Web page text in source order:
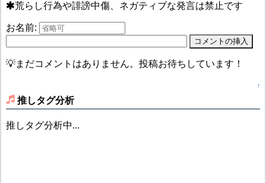
荒らし行為や誹謗中傷、ネガティブな発言は禁止です
お名前:
💡まだコメントはありません。投稿お待ちしています！
↑
推しタグ分析
推しタグ分析中...